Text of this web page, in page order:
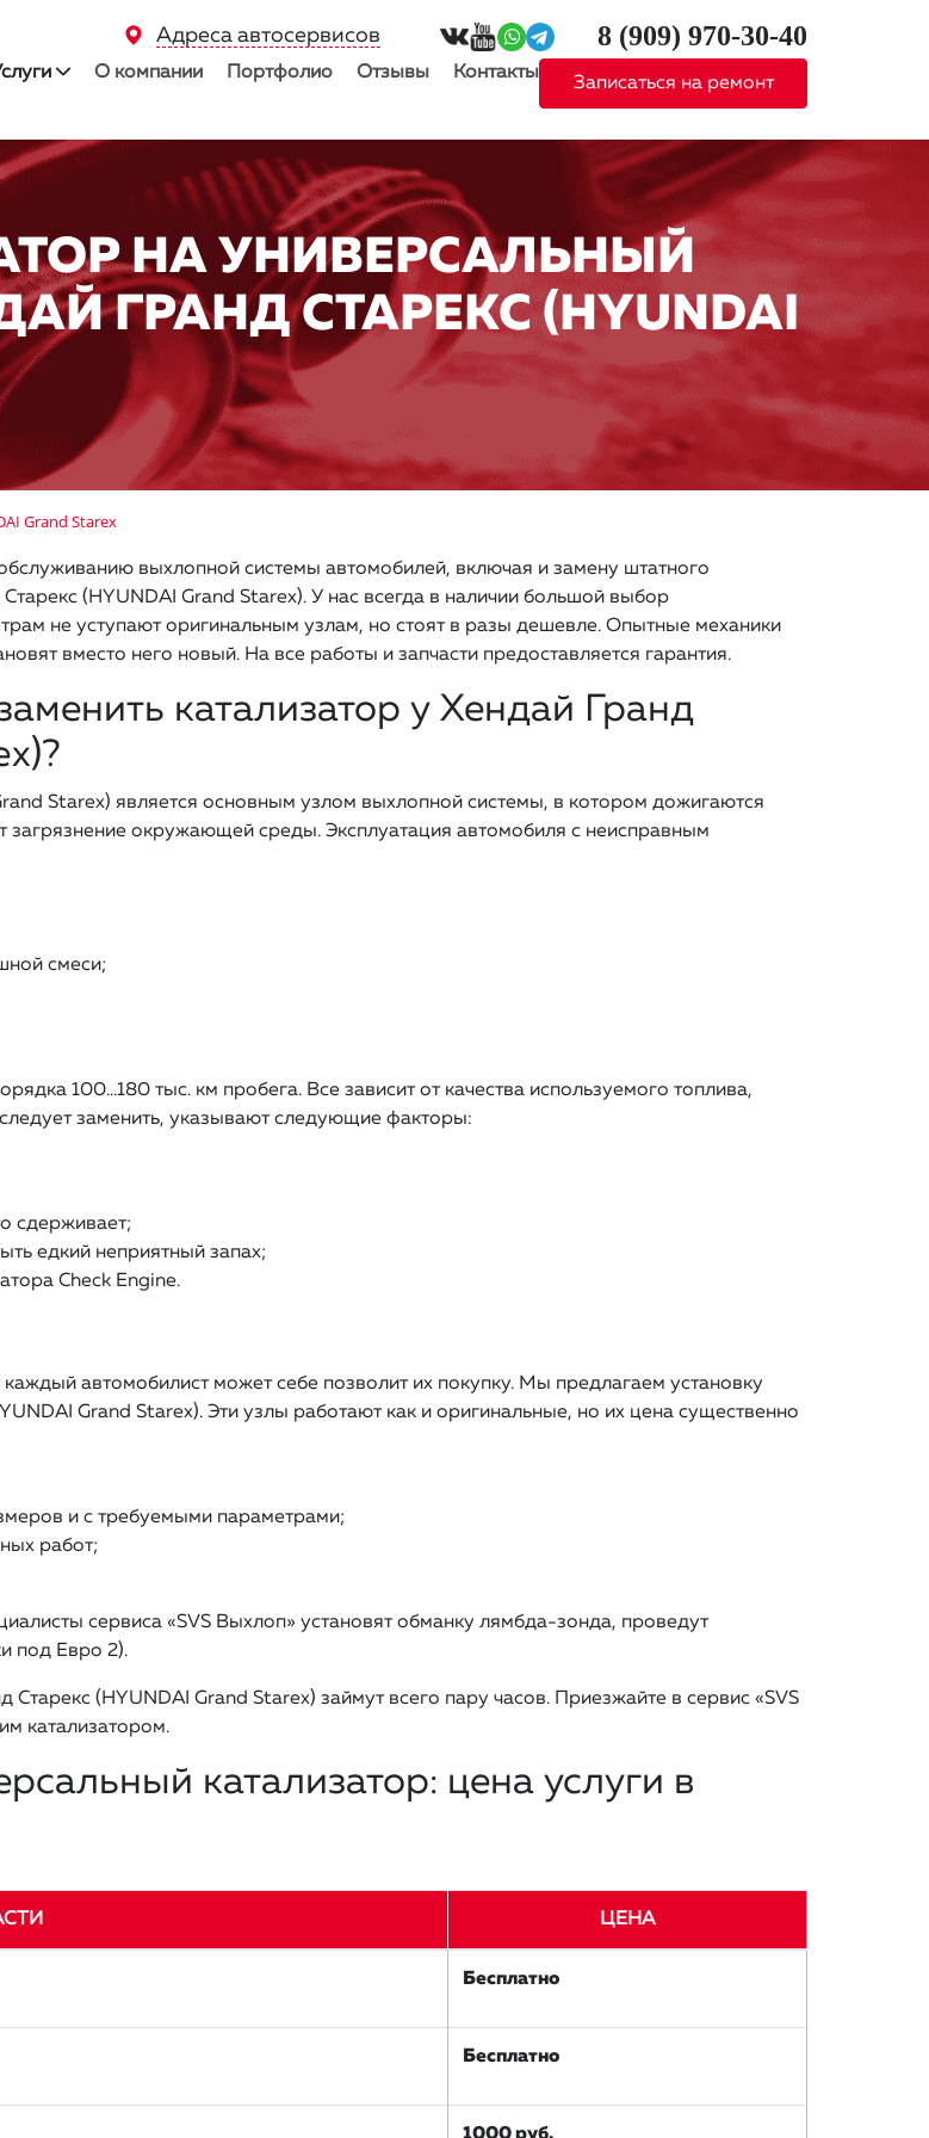
Адреса автосервисов 8 (909) 970-30-40
О компании Портфолио Отзывы Контакты
Записаться на ремонт
НА УНИВЕРСАЛЬНЫЙ
ГРАНД СТАРЕКС (HYUNDAI
Grand Starex
выхлопной системы автомобилей, включая и замену штатного
(HYUNDAI Grand Starex). У нас всегда в наличии большой выбор
не уступают оригинальным узлам, но стоят в разы дешевле. Опытные механики
вместо него новый. На все работы и запчасти предоставляется гарантия.
катализатор у Хендай Гранд
Starex) является основным узлом выхлопной системы, в котором дожигаются
загрязнение окружающей среды. Эксплуатация автомобиля с неисправным
смеси;
100…180 тыс. км пробега. Все зависит от качества используемого топлива,
заменить, указывают следующие факторы:
сдерживает;
едкий неприятный запах;
Check Engine.
автомобилист может себе позволит их покупку. Мы предлагаем установку
Grand Starex). Эти узлы работают как и оригинальные, но их цена существенно
и с требуемыми параметрами;
работ;
сервиса «SVS Выхлоп» установят обманку лямбда-зонда, проведут
под Евро 2).
(HYUNDAI Grand Starex) займут всего пару часов. Приезжайте в сервис «SVS
катализатором.
катализатор: цена услуги в
ЦЕНА
Бесплатно
Бесплатно